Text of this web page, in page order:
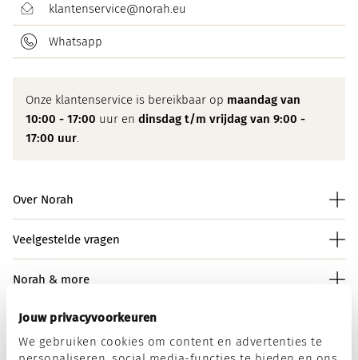
Jouw privacyvoorkeuren
We gebruiken cookies om content en advertenties te
klantenservice@norah.eu
Whatsapp
Onze klantenservice is bereikbaar op maandag van
10:00 - 17:00 uur en dinsdag t/m vrijdag van 9:00 -
17:00 uur.
Over Norah
Veelgestelde vragen
Norah & more
Norah op social media